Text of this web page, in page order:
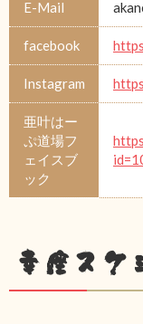
E-Mail
facebook
Instagram
亜叶はー
ぷ道場フ
ェイスブ
ック
幸座スケ